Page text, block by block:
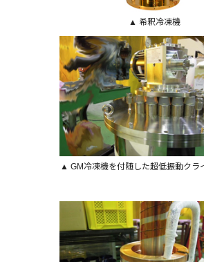
▲ 希釈冷凍機
▲ GM冷凍機を付随した超低振動クラ